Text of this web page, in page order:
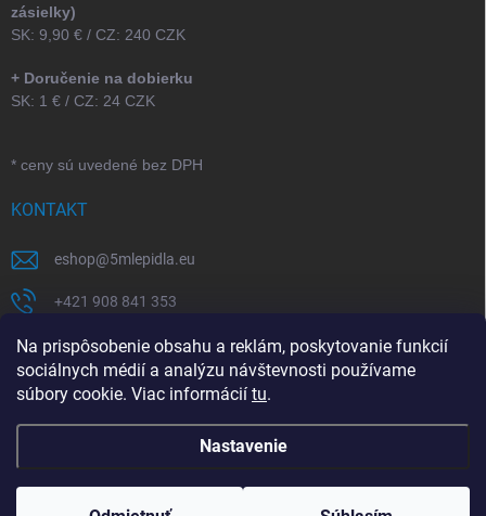
Na prispôsobenie obsahu a reklám, poskytovanie funkcií
sociálnych médií a analýzu návštevnosti používame
súbory cookie. Viac informácií tu.
Nastavenie
zásielky)
SK: 9,90 € / CZ: 240 CZK
+ Doručenie na dobierku
SK: 1 € / CZ: 24 CZK
* ceny sú uvedené bez DPH
KONTAKT
eshop@5mlepidla.eu
+421 908 841 353
+421 907 164 773
5Mlepidla
Copyright 20265mlepidla.eu. Všetky práva vyhradené.Upraviť nastavenie